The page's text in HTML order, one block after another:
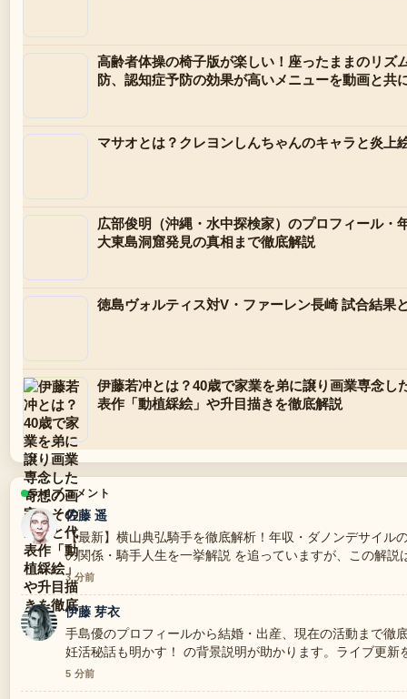
高齢者体操の椅子版が楽しい！座ったままのリズ
防、認知症予防の効果が高いメニューを動画と共
マサオとは？クレヨンしんちゃんのキャラと炎上
広部俊明（沖縄・水中探検家）のプロフィール・
大東島洞窟発見の真相まで徹底解説
徳島ヴォルティス対V・ファーレン長崎 試合結果
伊藤若冲とは？40歳で家業を弟に譲り画業専念し
表作「動植綵絵」や升目描きを徹底解説
ライブコメント
佐藤 遥
【最新】横山典弘騎手を徹底解析！年収・ダノンデサイル
の関係・騎手人生を一挙解説 を追っていますが、この解説
す。
3 分前
伊藤 芽衣
手島優のプロフィールから結婚・出産、現在の活動まで徹
妊活秘話も明かす！ の背景説明が助かります。ライブ更新
5 分前